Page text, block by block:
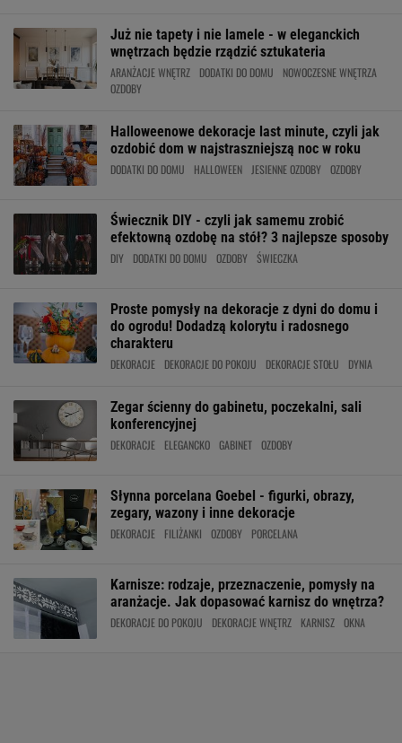
Już nie tapety i nie lamele - w eleganckich
wnętrzach będzie rządzić sztukateria
ARANŻACJE WNĘTRZ DODATKI DO DOMU
NOWOCZESNE WNĘTRZA
OZDOBY
Halloweenowe dekoracje last minute, czyli jak
ozdobić dom w najstraszniejszą noc w roku
DODATKI DO DOMU HALLOWEEN JESIENNE OZDOBY OZDOBY
Świecznik DIY - czyli jak samemu zrobić
efektowną ozdobę na stół? 3 najlepsze sposoby
DIY DODATKI DO DOMU OZDOBY ŚWIECZKA
Proste pomysły na dekoracje z dyni do domu i
do ogrodu! Dodadzą kolorytu i radosnego
charakteru
DEKORACJE DEKORACJE DO POKOJU DEKORACJE STOŁU DYNIA
Zegar ścienny do gabinetu, poczekalni, sali
konferencyjnej
DEKORACJE ELEGANCKO GABINET OZDOBY
Słynna porcelana Goebel - figurki, obrazy,
zegary, wazony i inne dekoracje
DEKORACJE FILIŻANKI OZDOBY PORCELANA
Karnisze: rodzaje, przeznaczenie, pomysły na
aranżacje. Jak dopasować karnisz do wnętrza?
DEKORACJE DO POKOJU DEKORACJE WNĘTRZ KARNISZ OKNA